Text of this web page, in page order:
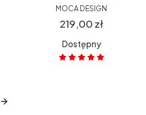
MOCA DESIGN
Cena
219,00 zł
Dostępny